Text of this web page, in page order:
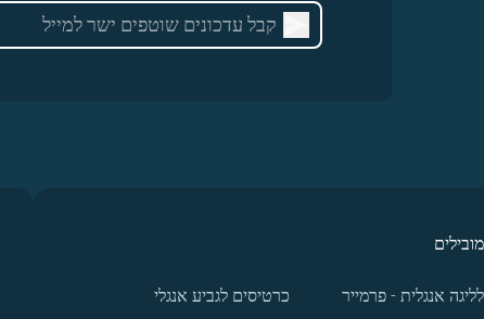
אנגלית - פרמייר
כרטיסים לגביע אנגלי